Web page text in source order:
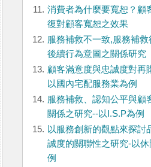
11. 消費者為什麼要寬恕？顧
復對顧客寬恕之效果
12. 服務補救不一致,服務補
後續行為意圖之關係研究
13. 顧客滿意度與忠誠度對再
以國內宅配服務業為例
14. 服務補救、認知公平與顧
關係之研究--以I.S.P為例
15. 以服務創新的觀點來探討
誠度的關聯性之研究-以
例